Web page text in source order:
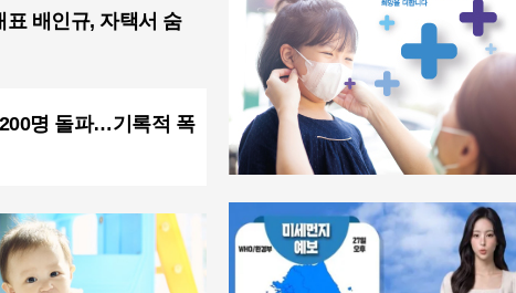
표 배인규, 자택서 숨
명 돌파…기록적 폭